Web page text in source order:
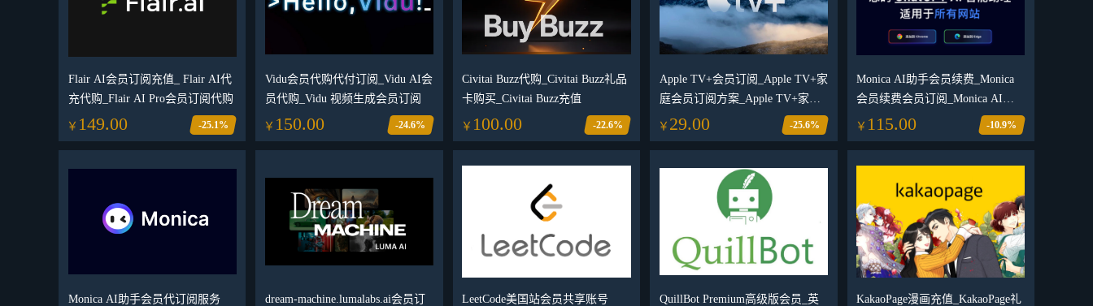
Flair AI会员订阅充值_ Flair AI代
充代购_Flair AI Pro会员订阅代购
￥ 149.00 -25.1%
Vidu会员代购代付订阅_Vidu AI会
员代购_Vidu 视频生成会员订阅
￥ 150.00 -24.6%
Civitai Buzz代购_Civitai Buzz礼品
卡购买_Civitai Buzz充值
￥ 100.00 -22.6%
Apple TV+会员订阅_Apple TV+家
庭会员订阅方案_Apple TV+家庭
会员频道订阅
￥ 29.00 -25.6%
Monica AI助手会员续费_Monica
会员续费会员订阅_Monica AI助
手会员代开代付（老用户续费）
￥ 115.00 -10.9%
Monica AI助手会员代订阅服务
dream-machine.lumalabs.ai会员订
LeetCode美国站会员共享账号
QuillBot Premium高级版会员_英
KakaoPage漫画充值_KakaoPage礼